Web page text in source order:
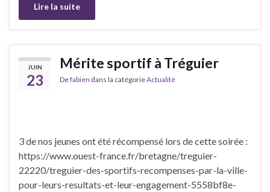
Lire la suite
JUIN
23
Mérite sportif à Tréguier
Defabien dans la catégorieActualité
3 de nos jeunes ont été récompensé lors de cette soirée :
https://www.ouest-france.fr/bretagne/treguier-
22220/treguier-des-sportifs-recompenses-par-la-ville-
pour-leurs-resultats-et-leur-engagement-5558bf8e-